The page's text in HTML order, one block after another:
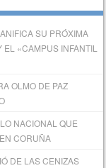
SU PRÓXIMA
«CAMPUS INFANTIL
OLMO DE PAZ
NACIONAL QUE
CORUÑA
DE LAS CENIZAS